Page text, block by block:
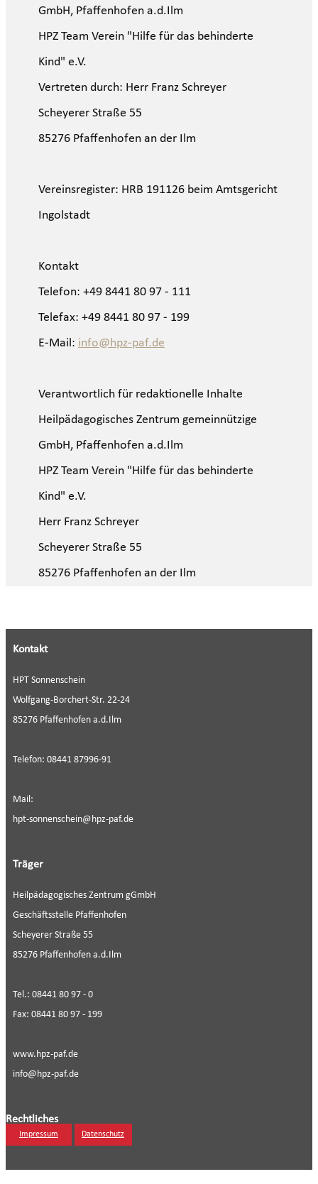
GmbH, Pfaffenhofen a.d.Ilm
HPZ Team Verein "Hilfe für das behinderte
Kind" e.V.
Vertreten durch: Herr Franz Schreyer
Scheyerer Straße 55
85276 Pfaffenhofen an der Ilm
Vereinsregister: HRB 191126 beim Amtsgericht
Ingolstadt
Kontakt
Telefon: +49 8441 80 97 - 111
Telefax: +49 8441 80 97 - 199
E-Mail: info@hpz-paf.de
Verantwortlich für redaktionelle Inhalte
Heilpädagogisches Zentrum gemeinnützige
GmbH, Pfaffenhofen a.d.Ilm
HPZ Team Verein "Hilfe für das behinderte
Kind" e.V.
Herr Franz Schreyer
Scheyerer Straße 55
85276 Pfaffenhofen an der Ilm
Kontakt
HPT Sonnenschein
Wolfgang-Borchert-Str. 22-24
85276 Pfaffenhofen a.d.Ilm
Telefon: 08441 87996-91
Mail:
hpt-sonnenschein@hpz-paf.de
Träger
Heilpädagogisches Zentrum gGmbH
Geschäftsstelle Pfaffenhofen
Scheyerer Straße 55
85276 Pfaffenhofen a.d.Ilm
Tel.: 08441 80 97 - 0
Fax: 08441 80 97 - 199
www.hpz-paf.de
info@hpz-paf.de
Rechtliches
Impressum Datenschutz